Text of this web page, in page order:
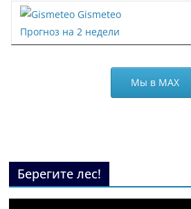
Gismeteo
Прогноз на 2 недели
Мы в МАХ
Берегите лес!